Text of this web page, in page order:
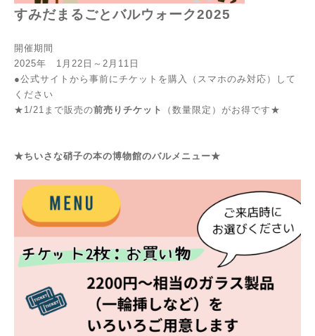
すみだまるごとバルウォーク2025
開催期間
2025年 1月22日～2月11日
●公式サイトから事前にチケットを購入（スマホのみ対応）して
ください
★1/21まで販売の前売りチケット （数量限定）がお得です★
★ちいさな硝子の本の博物館のバルメニュー★